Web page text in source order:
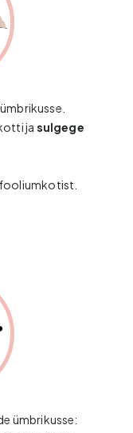
ja sulgege
ümbrikusse: